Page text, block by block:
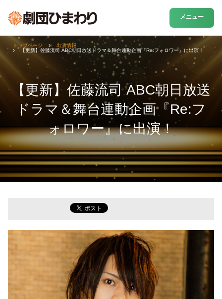
メニュー
【更新】佐藤流司 ABC朝日放送
ドラマ＆舞台連動企画『Re:フ
ォロワー』に出演！
トップページ
出演情報
【更新】佐藤流司 ABC朝日放送ドラマ＆舞台連動企画『Re:フォロワー』に出演！